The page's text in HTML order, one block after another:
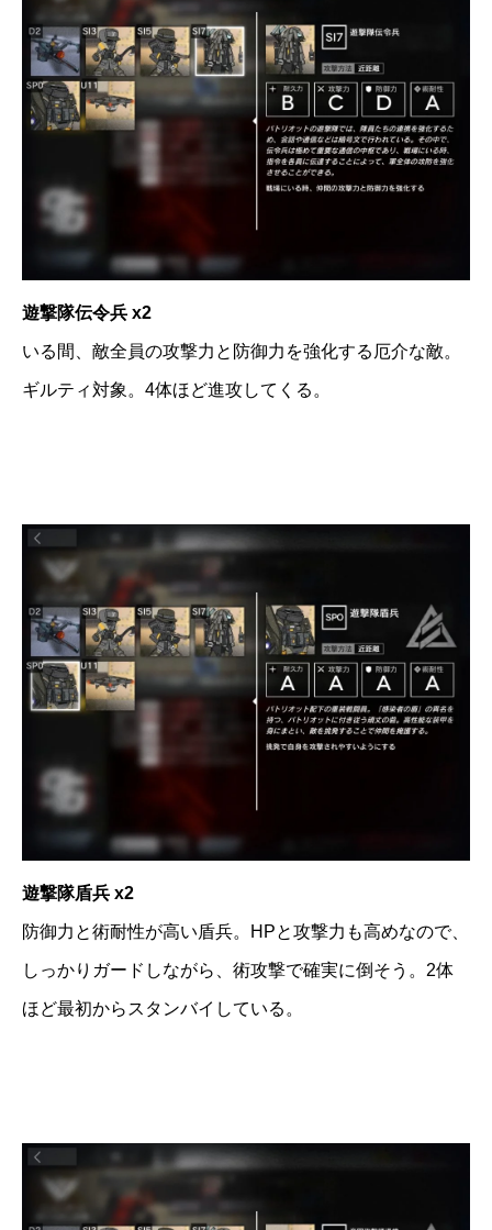
遊撃隊伝令兵 x2
いる間、敵全員の攻撃力と防御力を強化する厄介な敵。
ギルティ対象。4体ほど進攻してくる。
遊撃隊盾兵 x2
防御力と術耐性が高い盾兵。HPと攻撃力も高めなので、
しっかりガードしながら、術攻撃で確実に倒そう。2体
ほど最初からスタンバイしている。